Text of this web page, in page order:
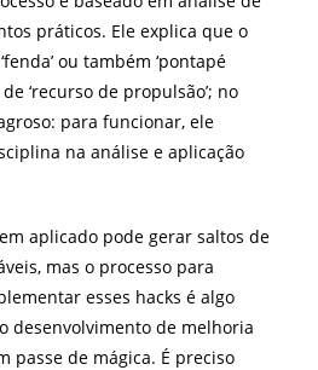
práticos. Ele explica que o
ou também ‘pontapé
‘recurso de propulsão’; no
para funcionar, ele
na análise e aplicação
aplicado pode gerar saltos de
mas o processo para
esses hacks é algo
desenvolvimento de melhoria
passe de mágica. É preciso